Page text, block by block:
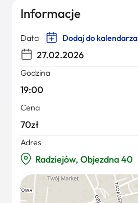
Informacje
Data Dodaj do kalendarza
27.02.2026
Godzina
19:00
Cena
70zł
Adres
Radziejów, Objezdna 40